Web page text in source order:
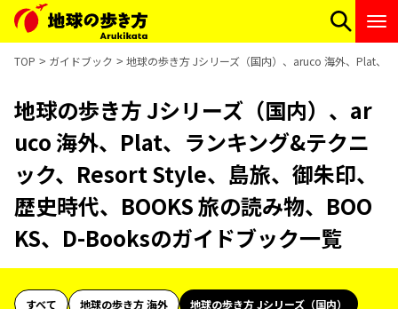
TOP ガイドブック 地球の歩き方 Jシリーズ（国内）、aruco 海外、Plat、
地球の歩き方 Jシリーズ（国内）、ar
uco 海外、Plat、ランキング&テクニ
ック、Resort Style、島旅、御朱印、
歴史時代、BOOKS 旅の読み物、BOO
KS、D-Booksのガイドブック一覧
すべて 地球の歩き方 海外
地球の歩き方 Jシリーズ（国内）